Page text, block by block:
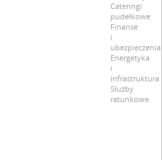
Cateringi
pudełkowe
Finanse
i
ubezpieczenia
Energetyka
i
infrastruktura
Służby
ratunkowe